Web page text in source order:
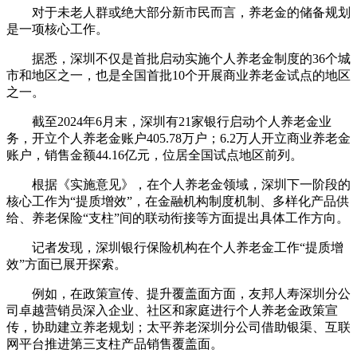
对于未老人群或绝大部分新市民而言，养老金的储备规划
是一项核心工作。
据悉，深圳不仅是首批启动实施个人养老金制度的36个城
市和地区之一，也是全国首批10个开展商业养老金试点的地区
之一。
截至2024年6月末，深圳有21家银行启动个人养老金业
务，开立个人养老金账户405.78万户；6.2万人开立商业养老金
账户，销售金额44.16亿元，位居全国试点地区前列。
根据《实施意见》，在个人养老金领域，深圳下一阶段的
核心工作为“提质增效”，在金融机构制度机制、多样化产品供
给、养老保险“支柱”间的联动衔接等方面提出具体工作方向。
记者发现，深圳银行保险机构在个人养老金工作“提质增
效”方面已展开探索。
例如，在政策宣传、提升覆盖面方面，友邦人寿深圳分公
司卓越营销员深入企业、社区和家庭进行个人养老金政策宣
传，协助建立养老规划；太平养老深圳分公司借助银渠、互联
网平台推进第三支柱产品销售覆盖面。